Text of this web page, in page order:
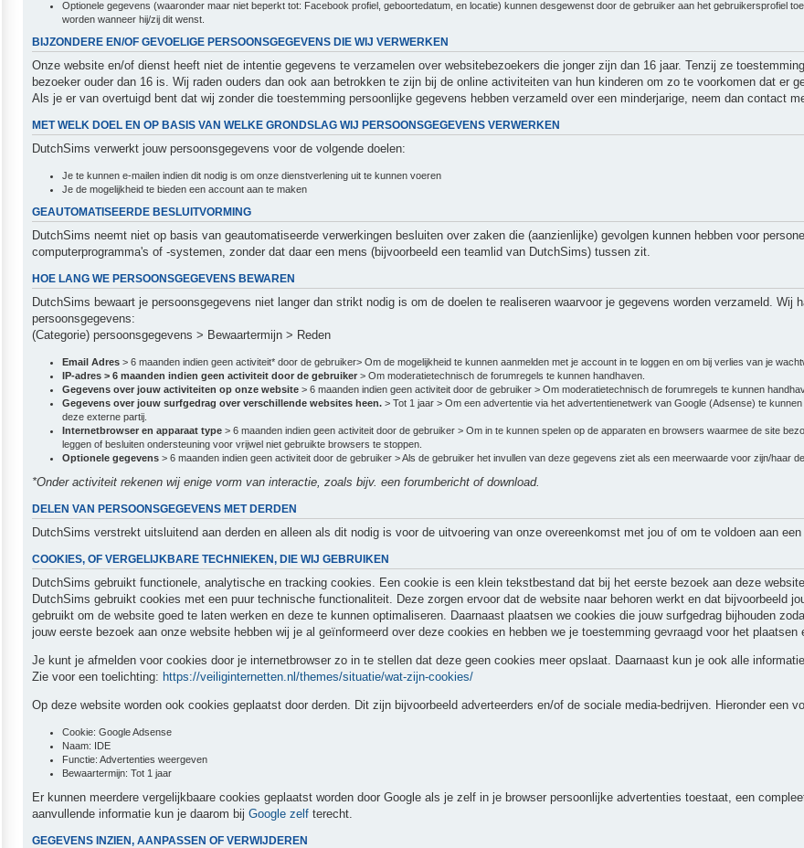
Optionele gegevens (waaronder maar niet beperkt tot: Facebook profiel, geboortedatum, en locatie) kunnen desgewenst door de gebruiker aan het gebruikersprofiel
worden wanneer hij/zij dit wenst.
BIJZONDERE EN/OF GEVOELIGE PERSOONSGEGEVENS DIE WIJ VERWERKEN
Onze website en/of dienst heeft niet de intentie gegevens te verzamelen over websitebezoekers die jonger zijn dan 16 jaar. Tenzij ze
bezoeker ouder dan 16 is. Wij raden ouders dan ook aan betrokken te zijn bij de online activiteiten van hun kinderen om zo te voorkomen dat er
Als je er van overtuigd bent dat wij zonder die toestemming persoonlijke gegevens hebben verzameld over een minderjarige, neem dan contact
MET WELK DOEL EN OP BASIS VAN WELKE GRONDSLAG WIJ PERSOONSGEGEVENS VERWERKEN
DutchSims verwerkt jouw persoonsgegevens voor de volgende doelen:
Je te kunnen e-mailen indien dit nodig is om onze dienstverlening uit te kunnen voeren
Je de mogelijkheid te bieden een account aan te maken
GEAUTOMATISEERDE BESLUITVORMING
DutchSims neemt niet op basis van geautomatiseerde verwerkingen besluiten over zaken die (aanzienlijke) gevolgen kunnen hebben voor
computerprogramma's of -systemen, zonder dat daar een mens (bijvoorbeeld een teamlid van DutchSims) tussen zit.
HOE LANG WE PERSOONSGEGEVENS BEWAREN
DutchSims bewaart je persoonsgegevens niet langer dan strikt nodig is om de doelen te realiseren waarvoor je gegevens worden verzameld. Wij
persoonsgegevens:
(Categorie) persoonsgegevens > Bewaartermijn > Reden
Email Adres > 6 maanden indien geen activiteit* door de gebruiker> Om de mogelijkheid te kunnen aanmelden met je account in te loggen en om bij verlies van je
IP-adres > 6 maanden indien geen activiteit door de gebruiker > Om moderatietechnisch de forumregels te kunnen handhaven.
Gegevens over jouw activiteiten op onze website > 6 maanden indien geen activiteit door de gebruiker > Om moderatietechnisch de forumregels te kunnen
Gegevens over jouw surfgedrag over verschillende websites heen. > Tot 1 jaar > Om een advertentie via het advertentienetwerk van Google (Adsense) te
deze externe partij.
Internetbrowser en apparaat type > 6 maanden indien geen activiteit door de gebruiker > Om in te kunnen spelen op de apparaten en browsers waarmee de site
leggen of besluiten ondersteuning voor vrijwel niet gebruikte browsers te stoppen.
Optionele gegevens > 6 maanden indien geen activiteit door de gebruiker > Als de gebruiker het invullen van deze gegevens ziet als een meerwaarde voor zijn/haar
*Onder activiteit rekenen wij enige vorm van interactie, zoals bijv. een forumbericht of download.
DELEN VAN PERSOONSGEGEVENS MET DERDEN
DutchSims verstrekt uitsluitend aan derden en alleen als dit nodig is voor de uitvoering van onze overeenkomst met jou of om te voldoen aan een
COOKIES, OF VERGELIJKBARE TECHNIEKEN, DIE WIJ GEBRUIKEN
DutchSims gebruikt functionele, analytische en tracking cookies. Een cookie is een klein tekstbestand dat bij het eerste bezoek aan deze
DutchSims gebruikt cookies met een puur technische functionaliteit. Deze zorgen ervoor dat de website naar behoren werkt en dat bijvoorbeeld
gebruikt om de website goed te laten werken en deze te kunnen optimaliseren. Daarnaast plaatsen we cookies die jouw surfgedrag bijhouden
jouw eerste bezoek aan onze website hebben wij je al geïnformeerd over deze cookies en hebben we je toestemming gevraagd voor het plaatsen
Je kunt je afmelden voor cookies door je internetbrowser zo in te stellen dat deze geen cookies meer opslaat. Daarnaast kun je ook alle
Zie voor een toelichting: https://veiliginternetten.nl/themes/situatie/wat-zijn-cookies/
Op deze website worden ook cookies geplaatst door derden. Dit zijn bijvoorbeeld adverteerders en/of de sociale media-bedrijven. Hieronder een
Cookie: Google Adsense
Naam: IDE
Functie: Advertenties weergeven
Bewaartermijn: Tot 1 jaar
Er kunnen meerdere vergelijkbaare cookies geplaatst worden door Google als je zelf in je browser persoonlijke advertenties toestaat, een
aanvullende informatie kun je daarom bij Google zelf terecht.
GEGEVENS INZIEN, AANPASSEN OF VERWIJDEREN